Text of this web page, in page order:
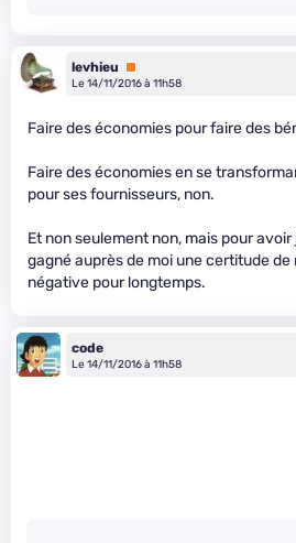
levhieu
Premium
Le 14/11/2016 à 11h58
Faire des économies pour faire des
Faire des économies en se
pour ses fournisseurs, non.
Et non seulement non, mais pour
gagné auprès de moi une certitude
négative pour longtemps.
code
Le 14/11/2016 à 11h58